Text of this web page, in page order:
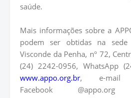
saúde.
Mais informações sobre a
podem ser obtidas na sede
Visconde da Penha, nº 72,
(24) 2242-0956, WhatsApp
www.appo.org.br, e-
Facebook